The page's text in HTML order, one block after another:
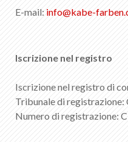
E-mail: info@kabe-farben.
Iscrizione nel registro
Iscrizione nel registro di
Tribunale di registrazione:
Numero di registrazione: